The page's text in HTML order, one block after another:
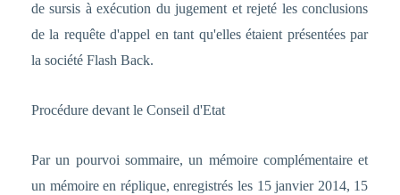
de sursis à exécution du jugement et rejeté les conclusions
de la requête d'appel en tant qu'elles étaient présentées par
la société Flash Back.
Procédure devant le Conseil d'Etat
Par un pourvoi sommaire, un mémoire complémentaire et
un mémoire en réplique, enregistrés les 15 janvier 2014, 15